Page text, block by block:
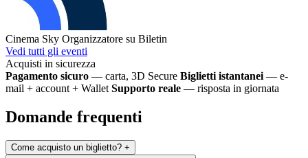
Cinema Sky Organizzatore su Biletin
Vedi tutti gli eventi
Acquisti in sicurezza
Pagamento sicuro — carta, 3D Secure Biglietti istantanei — e-
mail + account + Wallet Supporto reale — risposta in giornata
Domande frequenti
Come acquisto un biglietto? +